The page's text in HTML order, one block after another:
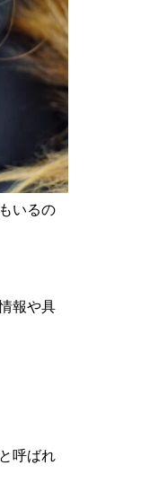
いるの
報や具
呼ばれ